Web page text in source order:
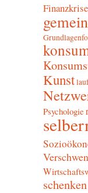
Finanzkrise
Kunst
Psychologie
schenken